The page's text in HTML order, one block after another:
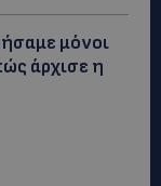
μόνοι
άρχισε η